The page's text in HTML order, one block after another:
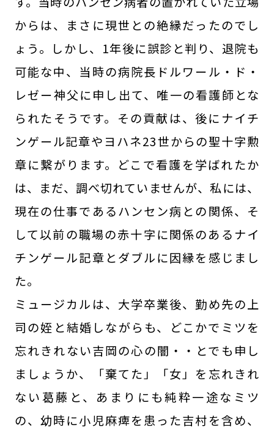
からは、まさに現世との絶縁だったのでし
ょう。しかし、1年後に誤診と判り、退院も
可能な中、当時の病院長ドルワール・ド・
レゼー神父に申し出て、唯一の看護師とな
られたそうです。その貢献は、後にナイチ
ンゲール記章やヨハネ23世からの聖十字勲
章に繋がります。どこで看護を学ばれたか
は、まだ、調べ切れていませんが、私には、
現在の仕事であるハンセン病との関係、そ
して以前の職場の赤十字に関係のあるナイ
チンゲール記章とダブルに因縁を感じまし
た。
ミュージカルは、大学卒業後、勤め先の上
司の姪と結婚しながらも、どこかでミツを
忘れきれない吉岡の心の闇・・とでも申し
ましょうか、「棄てた」「女」を忘れきれ
ない葛藤と、あまりにも純粋一途なミツ
の、幼時に小児麻痺を患った吉村を含め、